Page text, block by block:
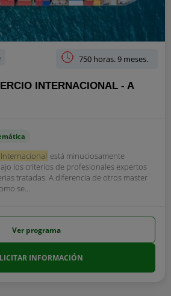
750 horas. 9 meses.
INTERNACIONAL - A
Internacional está minuciosamente
los criterios de profesionales expertos
tratadas. A diferencia de otros master
se...
Ver programa
INFORMACIÓN